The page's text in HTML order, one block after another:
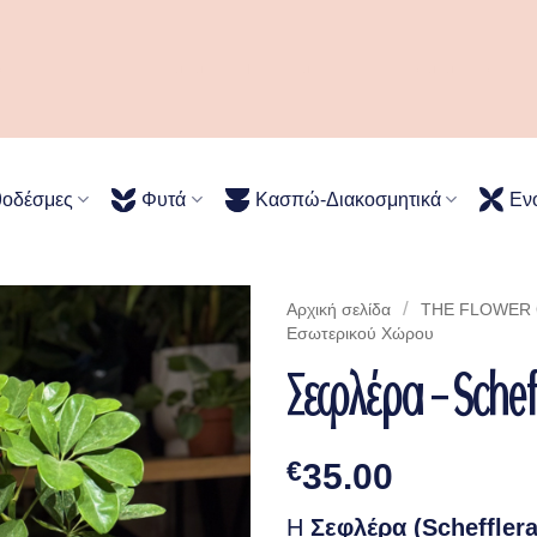
Φυτά Κασπώ-Διακοσμητικά
Αρχική σελίδα / THE FLOWER
Eσωτερικού Xώρου
Σεφλέρα –
€35.00
Η Σεφλέρα